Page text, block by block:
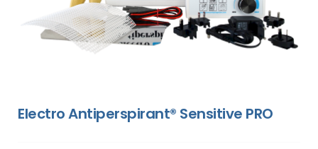
Electro Antiperspirant® Sensitive PRO